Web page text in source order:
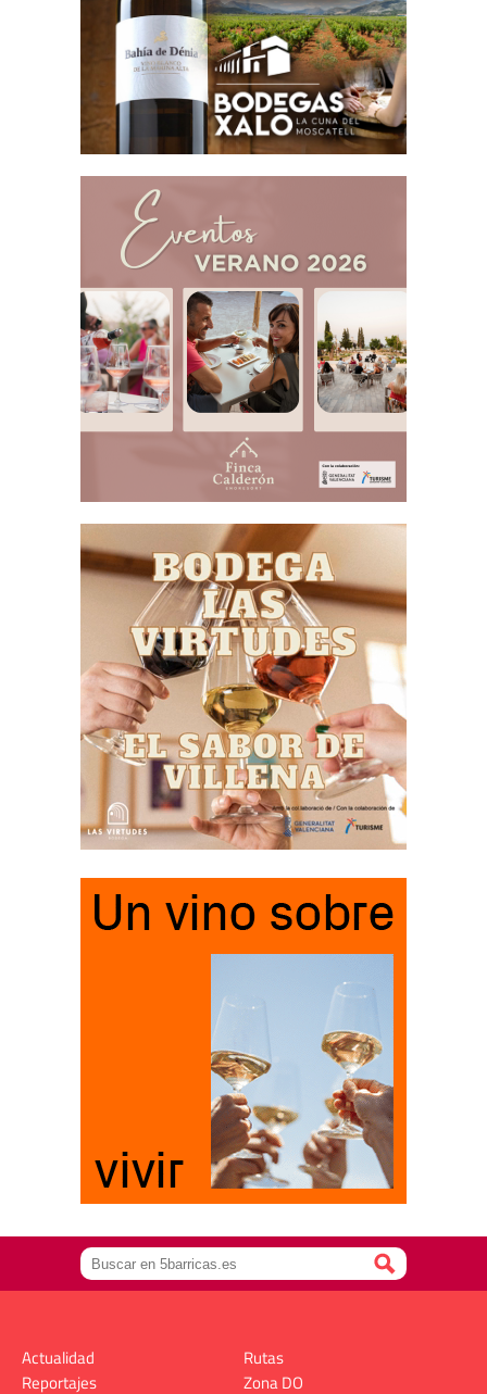
Actualidad
Reportajes
Rutas
Zona DO